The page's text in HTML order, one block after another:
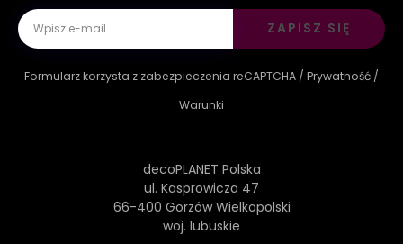
ZAPISZ SIĘ
Formularz korzysta z zabezpieczenia reCAPTCHA / Prywatność /
Warunki
decoPLANET Polska
ul. Kasprowicza 47
66-400 Gorzów Wielkopolski
woj. lubuskie